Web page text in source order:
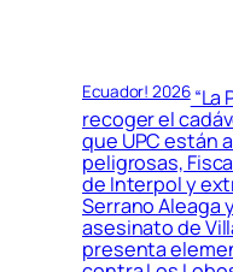
Ecuador! 2026“La
recoger el
que UPC están
peligrosas,
de Interpol y
Serrano Aleaga
asesinato de
presenta